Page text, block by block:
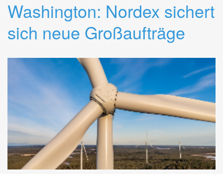
Washington: Nordex sichert
sich neue Großaufträge